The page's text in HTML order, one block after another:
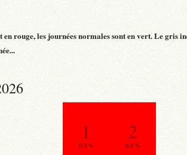
rouge, les journées normales sont en vert. Le gris
1
0.0 %
2
0.0 %